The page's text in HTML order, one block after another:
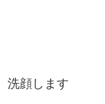
洗顔します